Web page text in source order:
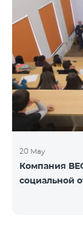
20 May
Компания
социальной